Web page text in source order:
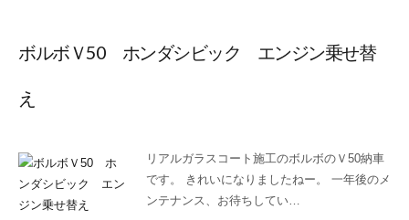
ボルボＶ50 ホンダシビック エンジン乗せ替
え
リアルガラスコート施工のボルボのＶ50納車
です。 きれいになりましたねー。 一年後のメ
ンテナンス、お待ちしてい…